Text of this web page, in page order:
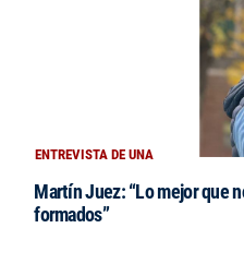
ENTREVISTA DE UNA
Martín Juez: “Lo mejor que
formados”